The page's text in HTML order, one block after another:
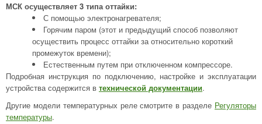
МСК осуществляет 3 типа оттайки:
С помощью электронагревателя;
Горячим паром (этот и предыдущий способ позволяют
осуществить процесс оттайки за относительно короткий
промежуток времени);
Естественным путем при отключенном компрессоре.
Подробная инструкция по подключению, настройке и эксплуатации
устройства содержится в технической документации.
Другие модели температурных реле смотрите в разделе Регуляторы
температуры.